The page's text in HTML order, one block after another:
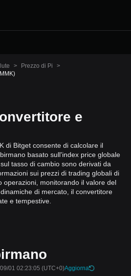
> Prezzo di Pi
>
e
di Bitget consente di calcolare il
basato sull'index price globale
tasso di cambio sono derivati da
sui prezzi di trading globali di
operazioni, monitorando il valore del
di mercato, il convertitore
e tempestive.
01 02:23:05 (UTC+0)Aggiorna